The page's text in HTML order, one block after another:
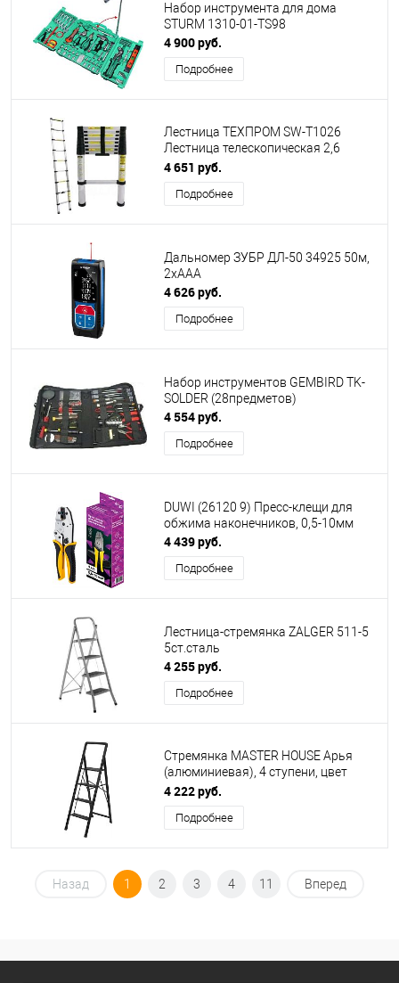
Набор инструмента для дома
STURM 1310-01-TS98
4 900 руб.
Подробнее
Лестница ТЕХПРОМ SW-T1026
Лестница телескопическая 2,6
метра 00-00022170
4 651 руб.
Подробнее
Дальномер ЗУБР ДЛ-50 34925 50м,
2хААА
4 626 руб.
Подробнее
Набор инструментов GEMBIRD TK-
SOLDER (28предметов)
4 554 руб.
Подробнее
DUWI (26120 9) Пресс-клещи для
обжима наконечников, 0,5-10мм
4 439 руб.
Подробнее
Лестница-стремянка ZALGER 511-5
5ст.сталь
4 255 руб.
Подробнее
Стремянка MASTER HOUSE Арья
(алюминиевая), 4 ступени, цвет
черный 84167
4 222 руб.
Подробнее
Назад 1 2 3 4 11 Вперед